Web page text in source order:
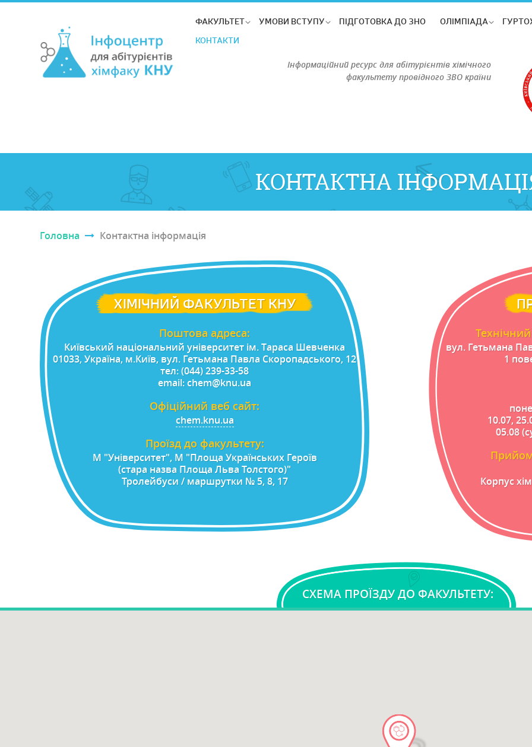
ФАКУЛЬТЕТ УМОВИ ВСТУПУ ПІДГОТОВКА ДО ЗНО ОЛІМПІАДА
КОНТАКТИ
Інформаційний ресурс для абітурієнтів хімічного
факультету провідного ЗВО країни
КОНТАКТНА
Головна Контактна інформація
ХІМІЧНИЙ ФАКУЛЬТЕТ КНУ
Поштова адреса:
Київський нацiональний унiверситет iм. Тараса Шевченка
01033, Україна, м.Київ, вул. Гетьмана Павла Скоропадського, 12
тел: (044) 239-33-58
email: chem@knu.ua
Офіційний веб сайт:
chem.knu.ua
Проїзд до факультету:
М "Університет", М "Площа Українських Героїв
(стара назва Площа Льва Толстого)"
Тролейбуси / маршрутки № 5, 8, 17
вул. Гетьмана
1
10.07,
05.08
Прийом
Корпус
СХЕМА ПРОЇЗДУ ДО ФАКУЛЬТЕТУ: